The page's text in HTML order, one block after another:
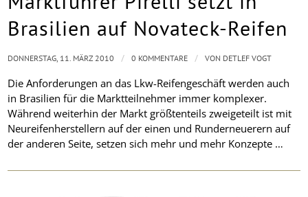
Brasilien auf Novateck-Reifen
Die Anforderungen an das Lkw-Reifengeschäft werden auch
in Brasilien für die Marktteilnehmer immer komplexer.
Während weiterhin der Markt größtenteils zweigeteilt ist mit
Neureifenherstellern auf der einen und Runderneuerern auf
der anderen Seite, setzen sich mehr und mehr Konzepte …
DONNERSTAG, 11. MÄRZ 2010 / 0 KOMMENTARE / VON DETLEF VOGT